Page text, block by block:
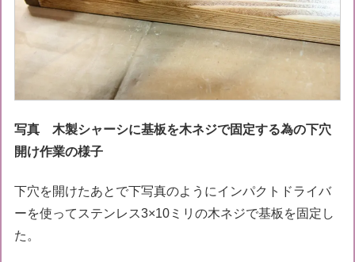
写真 木製シャーシに基板を木ネジで固定する為の下穴
開け作業の様子
下穴を開けたあとで下写真のようにインパクトドライバ
ーを使ってステンレス3×10ミリの木ネジで基板を固定し
た。